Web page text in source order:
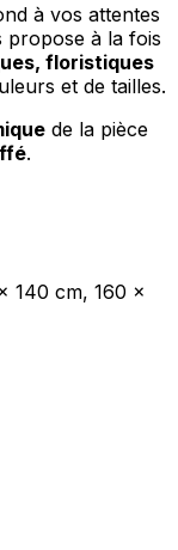
à vos attentes
propose à la fois
floristiques
et de tailles.
de la pièce
.
140 cm, 160 x